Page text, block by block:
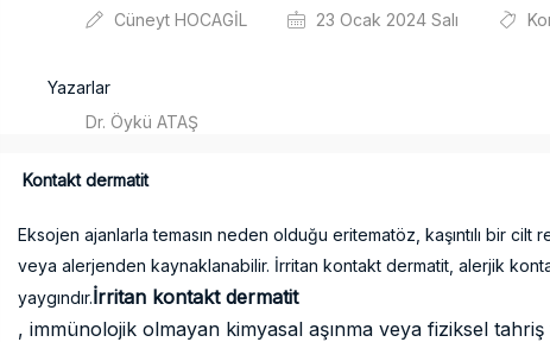
Cüneyt HOCAGİL
23 Ocak 2024 Salı
Yazarlar
Dr. Öykü ATAŞ
Kontakt dermatit
Eksojen ajanlarla temasın neden olduğu eritematöz, kaşıntılı bir cilt
veya alerjenden kaynaklanabilir. İrritan kontakt dermatit, alerjik
yaygındır.İrritan kontakt dermatit
, immünolojik olmayan kimyasal aşınma veya fiziksel